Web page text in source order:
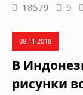
18579 9
08.11.2018
В
рисунки